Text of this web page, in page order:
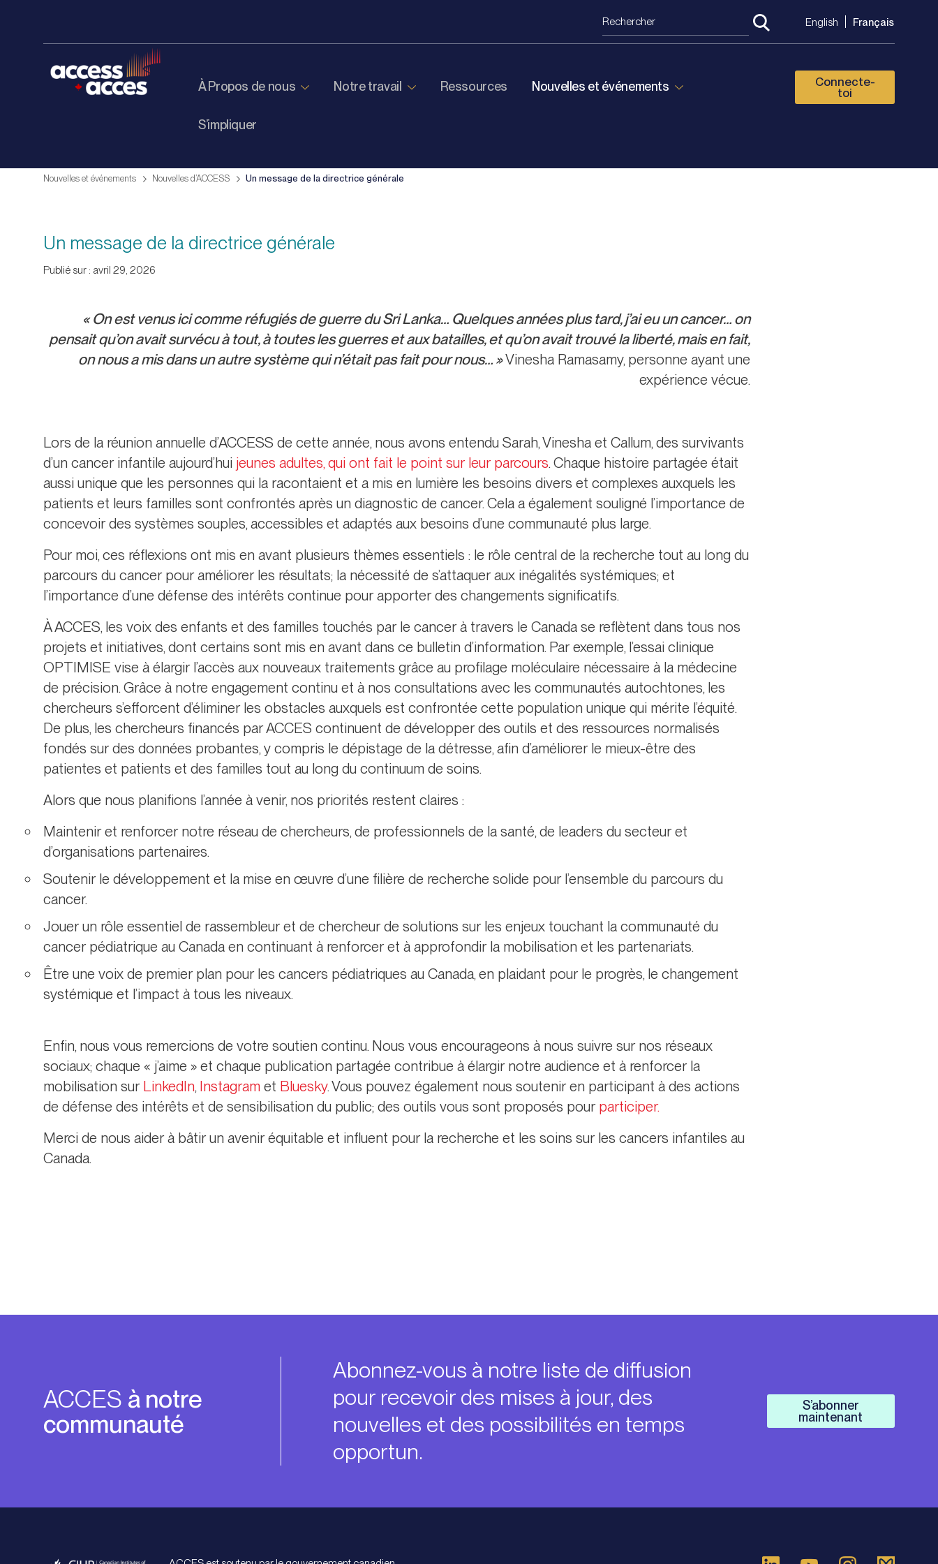
English Français
À Propos de nous Notre travail Ressources Nouvelles et événements
S’impliquer
Connecte-
toi
Nouvelles et événements Nouvelles d’ACCESS Un message de la directrice générale
Un message de la directrice générale
Publié sur : avril 29, 2026
« On est venus ici comme réfugiés de guerre du Sri Lanka… Quelques années plus tard, j’ai eu un cancer… on
pensait qu’on avait survécu à tout, à toutes les guerres et aux batailles, et qu’on avait trouvé la liberté, mais en fait,
on nous a mis dans un autre système qui n’était pas fait pour nous… »Vinesha Ramasamy, personne ayant une
expérience vécue.
Lors de la réunion annuelle d’ACCESS de cette année, nous avons entendu Sarah, Vinesha et Callum, des survivants
d’un cancer infantile aujourd’hui jeunes adultes, qui ont fait le point sur leur parcours. Chaque histoire partagée était
aussi unique que les personnes qui la racontaient et a mis en lumière les besoins divers et complexes auxquels les
patients et leurs familles sont confrontés après un diagnostic de cancer. Cela a également souligné l’importance de
concevoir des systèmes souples, accessibles et adaptés aux besoins d’une communauté plus large.
Pour moi, ces réflexions ont mis en avant plusieurs thèmes essentiels : le rôle central de la recherche tout au long du
parcours du cancer pour améliorer les résultats; la nécessité de s’attaquer aux inégalités systémiques; et
l’importance d’une défense des intérêts continue pour apporter des changements significatifs.
À ACCES, les voix des enfants et des familles touchés par le cancer à travers le Canada se reflètent dans tous nos
projets et initiatives, dont certains sont mis en avant dans ce bulletin d’information. Par exemple, l’essai clinique
OPTIMISE vise à élargir l’accès aux nouveaux traitements grâce au profilage moléculaire nécessaire à la médecine
de précision. Grâce à notre engagement continu et à nos consultations avec les communautés autochtones, les
chercheurs s’efforcent d’éliminer les obstacles auxquels est confrontée cette population unique qui mérite l’équité.
De plus, les chercheurs financés par ACCES continuent de développer des outils et des ressources normalisés
fondés sur des données probantes, y compris le dépistage de la détresse, afin d’améliorer le mieux-être des
patientes et patients et des familles tout au long du continuum de soins.
Alors que nous planifions l’année à venir, nos priorités restent claires :
Maintenir et renforcer notre réseau de chercheurs, de professionnels de la santé, de leaders du secteur et
d’organisations partenaires.
Soutenir le développement et la mise en œuvre d’une filière de recherche solide pour l’ensemble du parcours du
cancer.
Jouer un rôle essentiel de rassembleur et de chercheur de solutions sur les enjeux touchant la communauté du
cancer pédiatrique au Canada en continuant à renforcer et à approfondir la mobilisation et les partenariats.
Être une voix de premier plan pour les cancers pédiatriques au Canada, en plaidant pour le progrès, le changement
systémique et l’impact à tous les niveaux.
Enfin, nous vous remercions de votre soutien continu. Nous vous encourageons à nous suivre sur nos réseaux
sociaux; chaque « j’aime » et chaque publication partagée contribue à élargir notre audience et à renforcer la
mobilisation sur LinkedIn, Instagram et Bluesky. Vous pouvez également nous soutenir en participant à des actions
de défense des intérêts et de sensibilisation du public; des outils vous sont proposés pour participer.
Merci de nous aider à bâtir un avenir équitable et influent pour la recherche et les soins sur les cancers infantiles au
Canada.
ACCES à notre
communauté
Abonnez-vous à notre liste de diffusion
pour recevoir des mises à jour, des
nouvelles et des possibilités en temps
opportun.
S’abonner
maintenant